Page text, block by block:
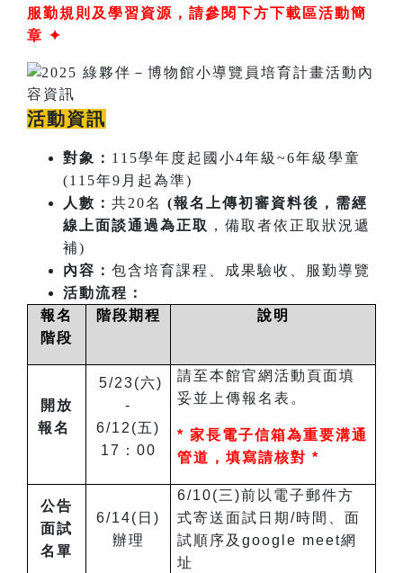
服勤規則及學習資源，請參閱下方下載區活動簡
章 ✦
活動資訊
對象： 115學年度起國小4年級~6年級學童
(115年9月起為準)
人數： 共20名 (報名上傳初審資料後，需經
線上面談通過為正取 ，備取者依正取狀況遞
補)
內容： 包含培育課程、成果驗收、服勤導覽
活動流程：
報名
階段
階段期程 說明
開放
報名
5/23(六)
-
6/12(五)
17：00
請至本館官網活動頁面填
妥並上傳報名表。
* 家長電子信箱為重要溝通
管道，填寫請核對 *
公告
面試
名單
6/14(日)
辦理
6/10(三)前以電子郵件方
式寄送面試日期/時間、面
試順序及google meet網
址